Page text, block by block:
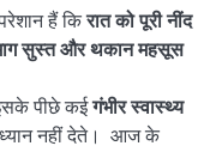
हैं किरात को पूरी नींद
सुस्त और थकान महसूस
पीछे कईगंभीर स्वास्थ्य
नहीं देते। आज के